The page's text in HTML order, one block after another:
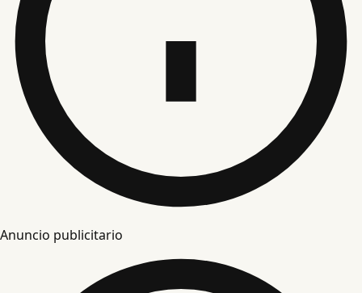
Anuncio publicitario